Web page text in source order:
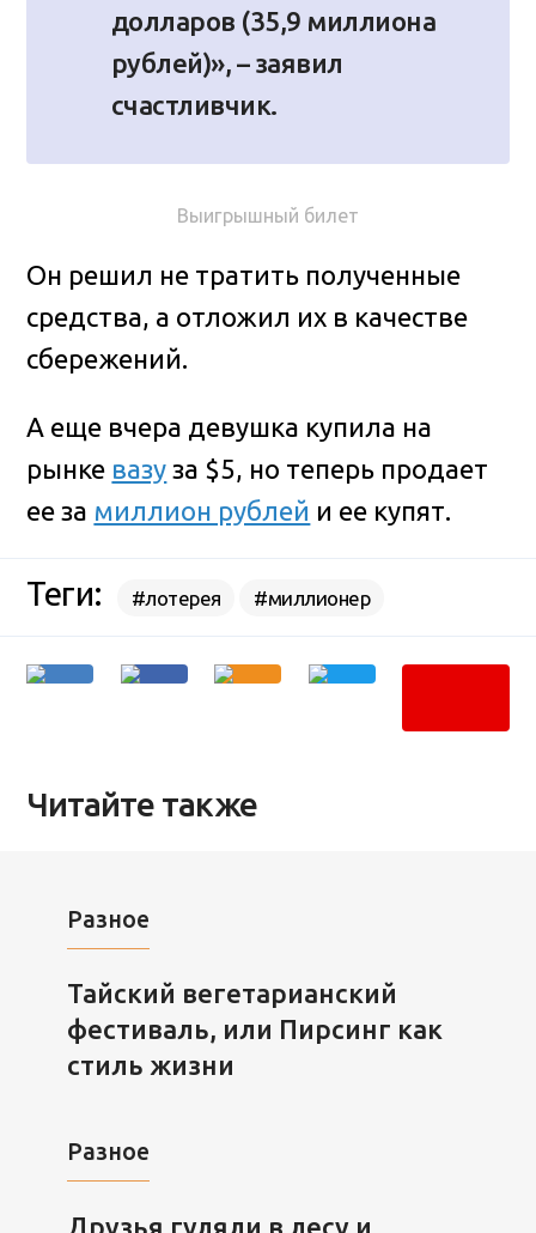
долларов (35,9 миллиона
рублей)», – заявил
счастливчик.
Выигрышный билет
Он решил не тратить полученные
средства, а отложил их в качестве
сбережений.
А еще вчера девушка купила на
рынке вазу за $5, но теперь продает
ее за миллион рублей и ее купят.
Теги: #лотерея #миллионер
Читайте также
Разное
Тайский вегетарианский
фестиваль, или Пирсинг как
стиль жизни
Разное
Друзья гуляли в лесу и